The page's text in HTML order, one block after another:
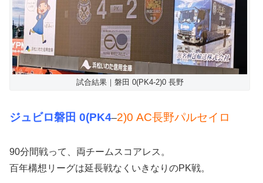
試合結果｜磐田 0(PK4-2)0 長野
ジュビロ磐田 0(PK4–2)0 AC長野パルセイロ
90分間戦って、両チームスコアレス。
百年構想リーグは延長戦なくいきなりのPK戦。